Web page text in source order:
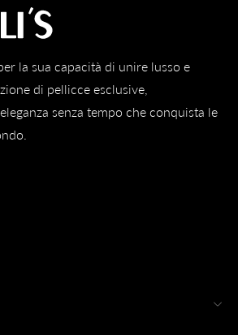
la sua capacità di unire lusso e
di pellicce esclusive,
senza tempo che conquista le